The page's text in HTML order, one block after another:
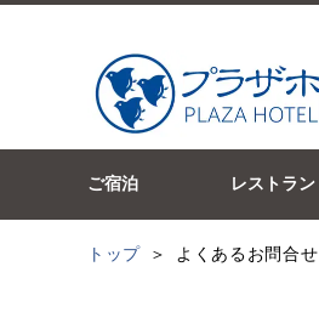
ご宿泊 レストラン
トップ よくあるお問合せ